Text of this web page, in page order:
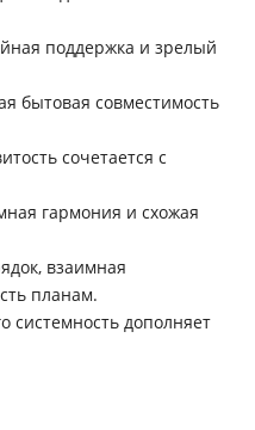
поддержка и зрелый
бытовая совместимость
сочетается с
гармония и схожая
взаимная
планам.
системность дополняет